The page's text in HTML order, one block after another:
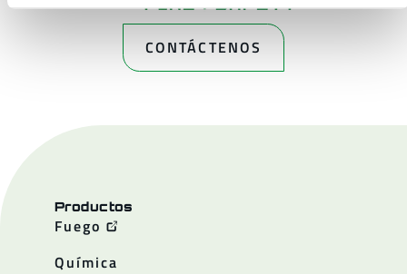
CONTÁCTENOS
Productos
Fuego
Química